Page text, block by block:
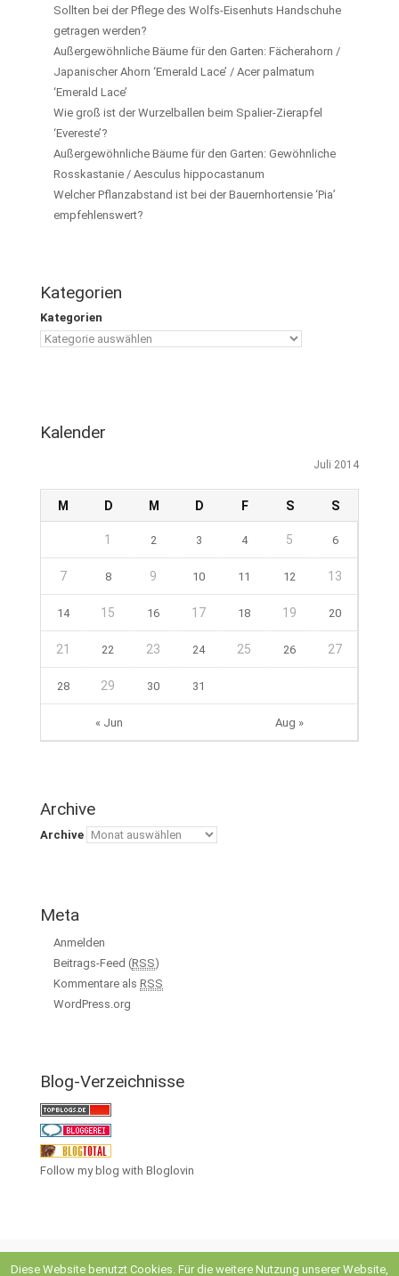
Sollten bei der Pflege des Wolfs-Eisenhuts Handschuhe
getragen werden?
Außergewöhnliche Bäume für den Garten: Fächerahorn /
Japanischer Ahorn ‘Emerald Lace’ / Acer palmatum
‘Emerald Lace’
Wie groß ist der Wurzelballen beim Spalier-Zierapfel
‘Evereste’?
Außergewöhnliche Bäume für den Garten: Gewöhnliche
Rosskastanie / Aesculus hippocastanum
Welcher Pflanzabstand ist bei der Bauernhortensie ‘Pia’
empfehlenswert?
Kategorien
Kategorien
Kalender
Juli 2014
M D M D F S S
« Jun Aug »
1 2 3 4 5 6
7 8 9 10 11 12 13
14 15 16 17 18 19 20
21 22 23 24 25 26 27
28 29 30 31
Archive
Archive
Meta
Anmelden
Beitrags-Feed (RSS)
Kommentare als RSS
WordPress.org
Blog-Verzeichnisse
Follow my blog with Bloglovin
Diese Website benutzt Cookies. Für die weitere Nutzung unserer Website,